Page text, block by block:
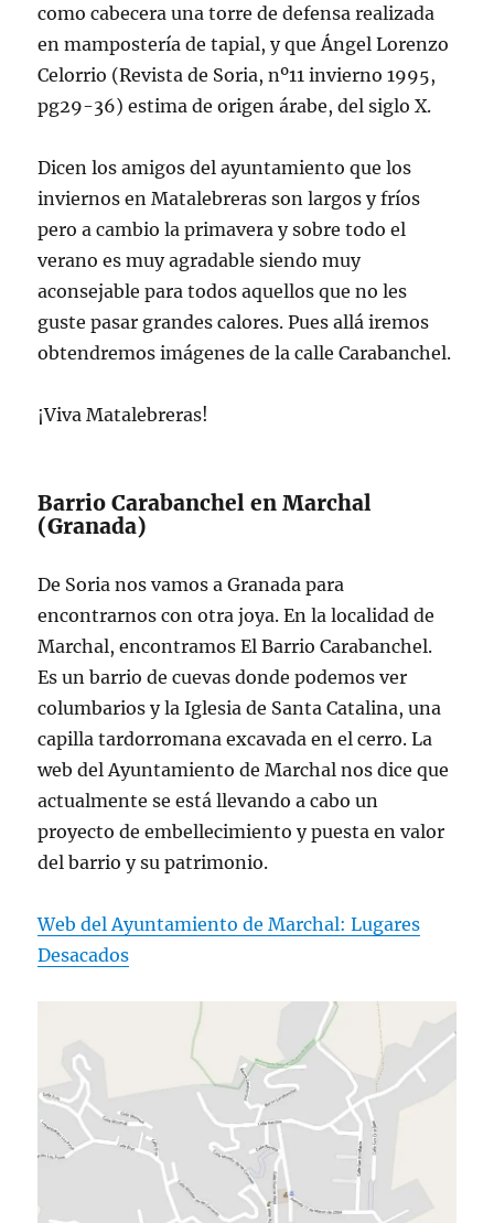
como cabecera una torre de defensa realizada
en mampostería de tapial, y que Ángel Lorenzo
Celorrio (Revista de Soria, nº11 invierno 1995,
pg29-36) estima de origen árabe, del siglo X.
Dicen los amigos del ayuntamiento que los
inviernos en Matalebreras son largos y fríos
pero a cambio la primavera y sobre todo el
verano es muy agradable siendo muy
aconsejable para todos aquellos que no les
guste pasar grandes calores. Pues allá iremos
obtendremos imágenes de la calle Carabanchel.
¡Viva Matalebreras!
Barrio Carabanchel en Marchal
(Granada)
De Soria nos vamos a Granada para
encontrarnos con otra joya. En la localidad de
Marchal, encontramos El Barrio Carabanchel.
Es un barrio de cuevas donde podemos ver
columbarios y la Iglesia de Santa Catalina, una
capilla tardorromana excavada en el cerro. La
web del Ayuntamiento de Marchal nos dice que
actualmente se está llevando a cabo un
proyecto de embellecimiento y puesta en valor
del barrio y su patrimonio.
Web del Ayuntamiento de Marchal: Lugares
Desacados